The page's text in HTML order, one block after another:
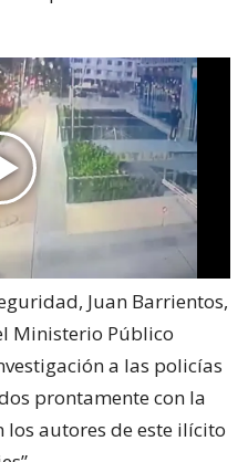
Juan Barrientos,
Ministerio Público
a las policías
prontamente con la
autores de este ilícito